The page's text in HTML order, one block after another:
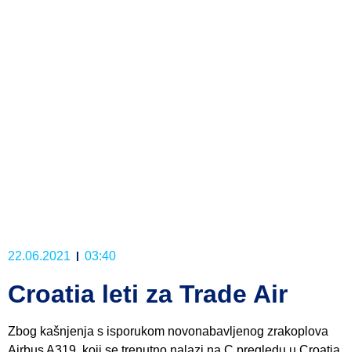
22.06.2021 03:40
Croatia leti za Trade Air
Zbog kašnjenja s isporukom novonabavljenog zrakoplova